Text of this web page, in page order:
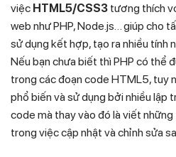
việc HTML5/CSS3 tương thích
web như PHP, Node.js… giúp cho
sử dụng kết hợp, tạo ra nhiều tính
Nếu bạn chưa biết thì PHP có thể
trong các đoạn code HTML5, tuy
phổ biến và sử dụng bởi nhiều lập
code mà thay vào đó là viết
trong việc cập nhật và chỉnh sửa